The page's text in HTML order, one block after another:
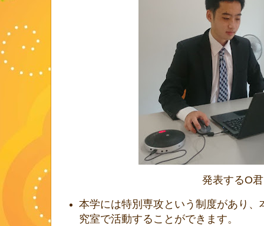
発表するO君
本学には特別専攻という制度があり
究室で活動することができます。